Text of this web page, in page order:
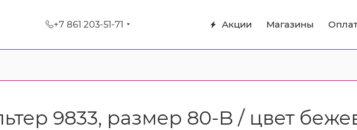
+7 861 203-51-71 Акции Магазины
9833, размер 80-B / цвет